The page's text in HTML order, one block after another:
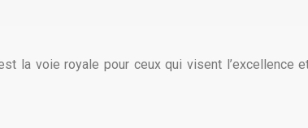
la voie royale pour ceux qui visent l’excellence